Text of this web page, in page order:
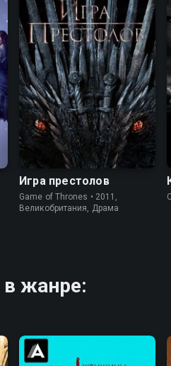
9.0 9.2
Игра престолов
Game of Thrones • 2011,
Великобритания, Драма
жанре: